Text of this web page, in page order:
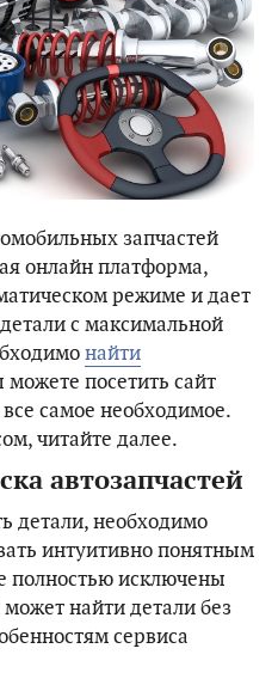
запчастей
онлайн платформа,
режиме и дает
с максимальной
найти
можете посетить сайт
самое необходимое.
читайте далее.
автозапчастей
детали, необходимо
интуитивно понятным
полностью исключены
найти детали без
сервиса